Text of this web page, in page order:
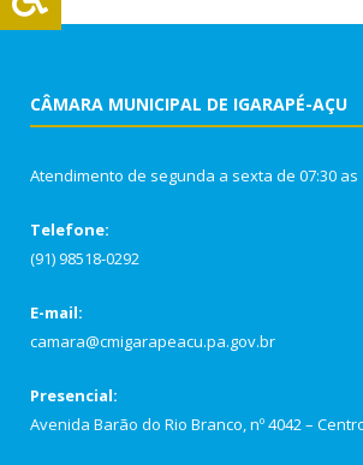
CÂMARA MUNICIPAL DE IGARAPÉ-AÇU
Atendimento de segunda a sexta de 07:30 as
Telefone:
(91) 98518-0292
E-mail:
camara@cmigarapeacu.pa.gov.br
Presencial:
Avenida Barão do Rio Branco, nº 4042 –